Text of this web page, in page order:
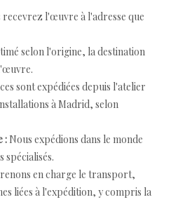
recevrez l'œuvre à l'adresse que
selon l'origine, la destination
sont expédiées depuis l'atelier
à Madrid, selon
: Nous expédions dans le monde
spécialisés.
en charge le transport,
liées à l'expédition, y compris la